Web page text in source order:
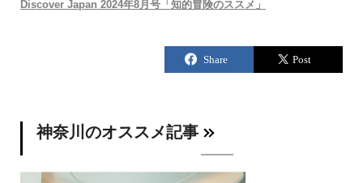
Discover Japan 2024年8月号「知的冒険のススメ」
神奈川のオススメ記事